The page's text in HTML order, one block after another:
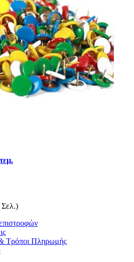
Τρόποι Πληρωμής